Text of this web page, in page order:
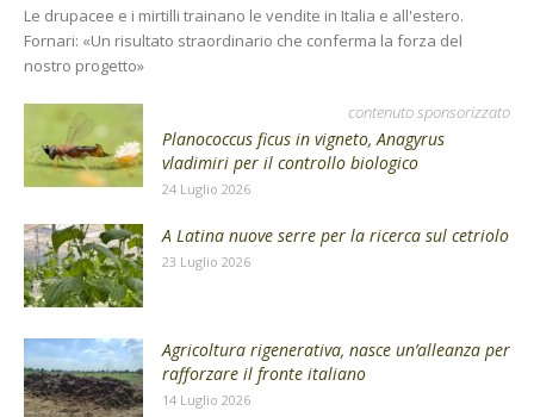
Le drupacee e i mirtilli trainano le vendite in Italia e all'estero.
Fornari: «Un risultato straordinario che conferma la forza del
nostro progetto»
contenuto sponsorizzato
Planococcus ficus in vigneto, Anagyrus
vladimiri per il controllo biologico
24 Luglio 2026
A Latina nuove serre per la ricerca sul cetriolo
23 Luglio 2026
Agricoltura rigenerativa, nasce un’alleanza per
rafforzare il fronte italiano
14 Luglio 2026